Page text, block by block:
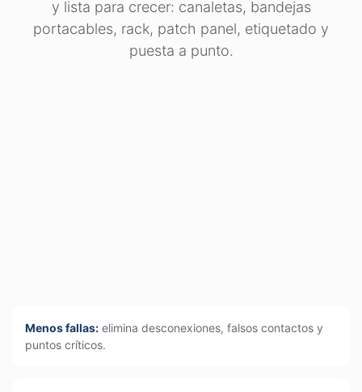
y lista para crecer: canaletas, bandejas
portacables, rack, patch panel, etiquetado y
puesta a punto.
Menos fallas: elimina desconexiones, falsos contactos y
puntos críticos.